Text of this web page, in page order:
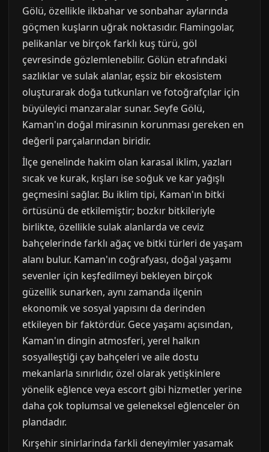
Gölü, özellikle ilkbahar ve sonbahar aylarında
göçmen kuşların uğrak noktasıdır. Flamingolar,
pelikanlar ve birçok farklı kuş türü, göl
çevresinde gözlemlenebilir. Gölün etrafındaki
sazlıklar ve sulak alanlar, eşsiz bir ekosistem
oluşturarak doğa tutkunları ve fotoğrafçılar için
büyüleyici manzaralar sunar. Seyfe Gölü,
Kaman'ın doğal mirasının korunması gereken en
değerli parçalarından biridir.
İlçe genelinde hakim olan karasal iklim, yazları
sıcak ve kurak, kışları ise soğuk ve kar yağışlı
geçmesini sağlar. Bu iklim tipi, Kaman'ın bitki
örtüsünü de etkilemiştir; bozkır bitkileriyle
birlikte, özellikle sulak alanlarda ve ceviz
bahçelerinde farklı ağaç ve bitki türleri de yaşam
alanı bulur. Kaman'ın coğrafyası, doğal yaşamı
sevenler için keşfedilmeyi bekleyen birçok
güzellik sunarken, aynı zamanda ilçenin
ekonomik ve sosyal yapısını da derinden
etkileyen bir faktördür. Gece yaşamı açısından,
Kaman'ın dingin atmosferi, yerel halkın
sosyalleştiği çay bahçeleri ve aile dostu
mekanlarla sınırlıdır, özel olarak yetişkinlere
yönelik eğlence veya escort gibi hizmetler yerine
daha çok toplumsal ve geleneksel eğlenceler ön
plandadır.
Kırşehir sinirlarinda farkli deneyimler yasamak